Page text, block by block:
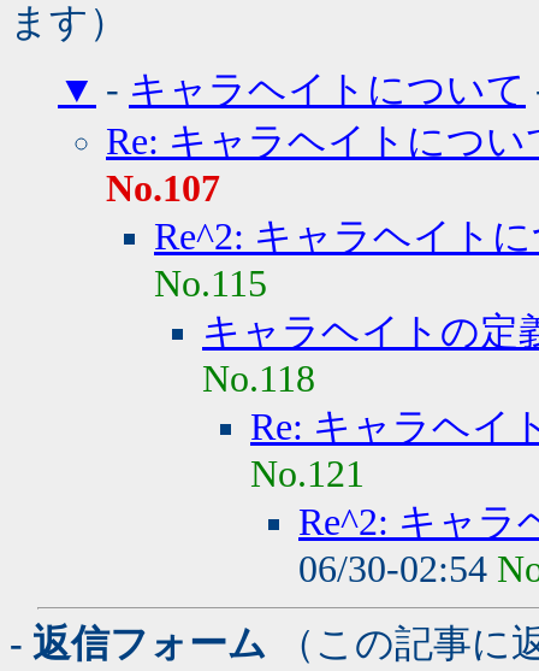
ます）
▼ - キャラヘイトについて
Re: キャラヘイトについ
No.107
Re^2: キャラヘイト
No.115
キャラヘイトの定
No.118
Re: キャラヘイ
No.121
Re^2: キャラ
06/30-02:54
- 返信フォーム （この記事に